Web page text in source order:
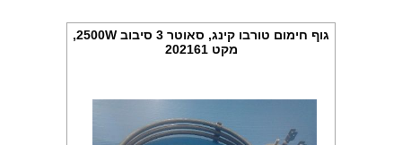
גוף חימום טורבו קינג, סאוטר 3 סיבוב 2500W,
מקט 202161